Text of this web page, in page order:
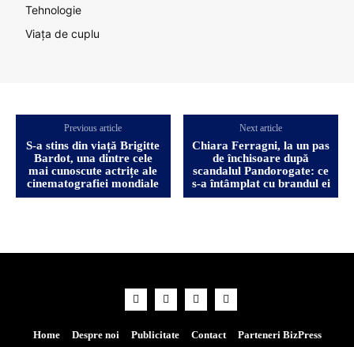
Tehnologie
Viața de cuplu
Previous article
S-a stins din viață Brigitte
Bardot, una dintre cele
mai cunoscute actrițe ale
cinematografiei mondiale
Next article
Chiara Ferragni, la un pas
de închisoare după
scandalul Pandorogate: ce
s-a întâmplat cu brandul ei
Home Despre noi Publicitate Contact Parteneri BizPress